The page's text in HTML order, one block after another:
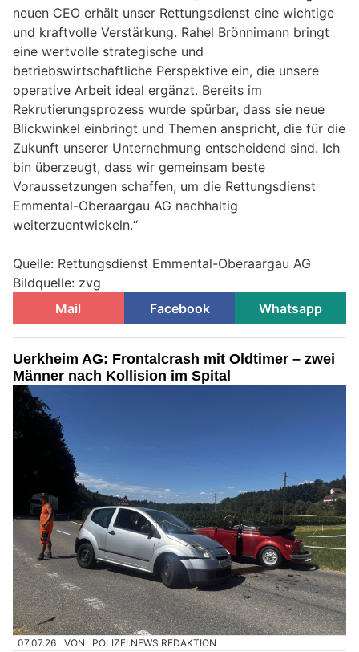
neuen CEO erhält unser Rettungsdienst eine wichtige
und kraftvolle Verstärkung. Rahel Brönnimann bringt
eine wertvolle strategische und
betriebswirtschaftliche Perspektive ein, die unsere
operative Arbeit ideal ergänzt. Bereits im
Rekrutierungsprozess wurde spürbar, dass sie neue
Blickwinkel einbringt und Themen anspricht, die für die
Zukunft unserer Unternehmung entscheidend sind. Ich
bin überzeugt, dass wir gemeinsam beste
Voraussetzungen schaffen, um die Rettungsdienst
Emmental-Oberaargau AG nachhaltig
weiterzuentwickeln.“
Quelle: Rettungsdienst Emmental-Oberaargau AG
Bildquelle: zvg
Mail
Facebook Whatsapp
Uerkheim AG: Frontalcrash mit Oldtimer – zwei
Männer nach Kollision im Spital
07.07.26 VON POLIZEI.NEWS REDAKTION